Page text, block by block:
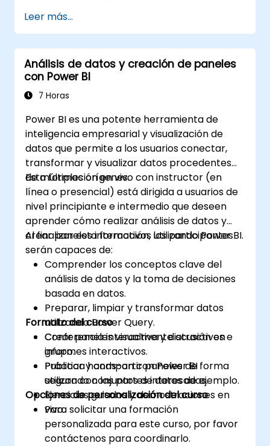
Leer más...
Análisis de datos y creación de paneles
con Power BI
7 Horas
Power BI es una potente herramienta de
inteligencia empresarial y visualización de
datos que permite a los usuarios conectar,
transformar y visualizar datos procedentes
de múltiples orígenes.
Esta formación en vivo con instructor (en
línea o presencial) está dirigida a usuarios de
nivel principiante e intermedio que deseen
aprender cómo realizar análisis de datos y
crear paneles interactivos utilizando Power BI.
Al finalizar esta formación, los participantes
serán capaces de:
Comprender los conceptos clave del
análisis de datos y la toma de decisiones
basada en datos.
Preparar, limpiar y transformar datos
utilizando Power Query.
Crear paneles visualmente atractivos e
informes interactivos.
Publicar y compartir paneles de forma
segura con las partes interesadas.
Formato del curso
Conferencia interactiva y discusión en
grupo.
Práctica hands-on con Power BI
utilizando conjuntos de datos de ejemplo.
Ejercicios guiados y demostraciones en
vivo.
Opciones de personalización del curso
Para solicitar una formación
personalizada para este curso, por favor
contáctenos para coordinarlo.